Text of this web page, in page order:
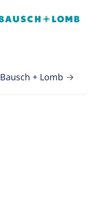
Bausch + Lomb